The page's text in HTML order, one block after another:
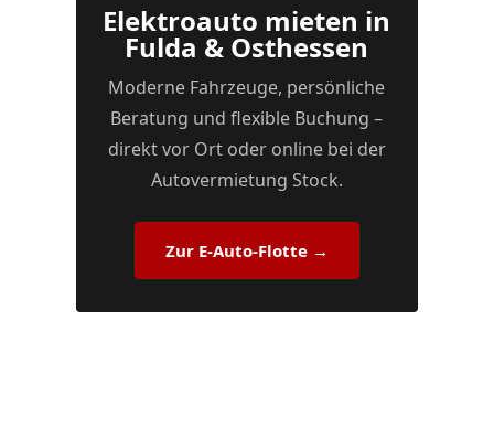
Elektroauto mieten in
Fulda & Osthessen
Moderne Fahrzeuge, persönliche
Beratung und flexible Buchung –
direkt vor Ort oder online bei der
Autovermietung Stock.
Zur E-Auto-Flotte →